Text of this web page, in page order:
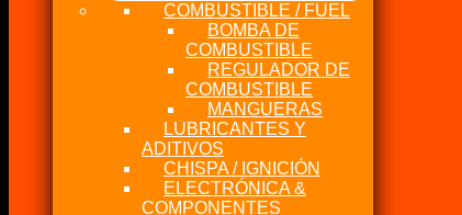
COMBUSTIBLE / FUEL
BOMBA DE
COMBUSTIBLE
REGULADOR DE
COMBUSTIBLE
MANGUERAS
LUBRICANTES Y
ADITIVOS
CHISPA / IGNICIÓN
ELECTRÓNICA &
COMPONENTES